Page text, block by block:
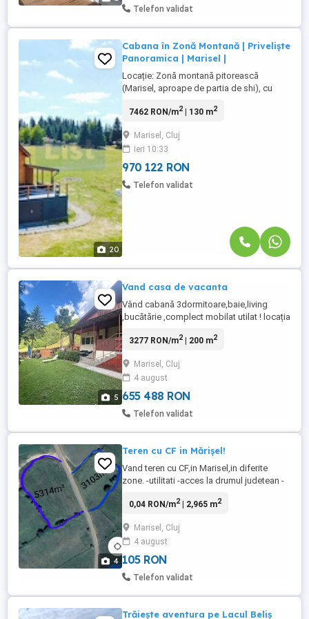
Servicii disponibile: Caiac simplu 30 lei
Telefon validat
20
Cabana în Zonă Montană | Priveliște
Panoramica | Marisel |
Locație: Zonă montană pitorească
(Marisel, aproape de partia de shi), cu
Ideală ca investiție pentru afacere (ex:
privată! Această casă de vacanță modernă
și eficientă energetic este construită pe un
teren generos de 708 mp, ...
7462 RON/m2| 130 m2
Marisel, Cluj
ieri 10:33
970 122 RON
Telefon validat
5
Vand casa de vacanta
Vând cabană 3dormitoare,baie,living
,bucătărie ,complect mobilat utilat ! locația
3277 RON/m2| 200 m2
Marisel, Cluj
4 august
655 488 RON
Telefon validat
4
Teren cu CF in Mărișel!
Vand teren cu CF,in Marisel,in diferite
zone. -utilitati -acces la drumul judetean -
Mai multe detalii la numarul de telefon: !
0,04 RON/m2| 2,965 m2
Marisel, Cluj
4 august
105 RON
Telefon validat
Trăiește aventura pe Lacul Beliș